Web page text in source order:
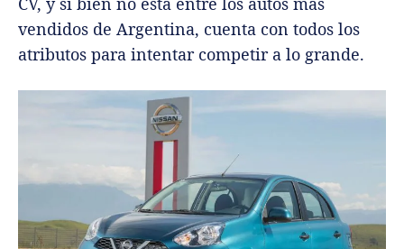
vendidos de Argentina, cuenta con todos los
atributos para intentar competir a lo grande.